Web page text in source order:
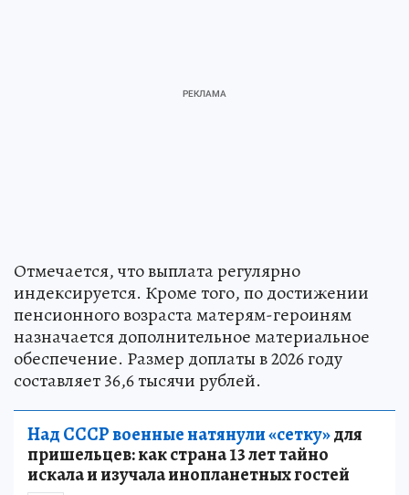
Отмечается, что выплата регулярно
индексируется. Кроме того, по достижении
пенсионного возраста матерям-героиням
назначается дополнительное материальное
обеспечение. Размер доплаты в 2026 году
составляет 36,6 тысячи рублей.
Над СССР военные натянули «сетку»для
пришельцев: как страна 13 лет тайно
искала и изучала инопланетных гостей